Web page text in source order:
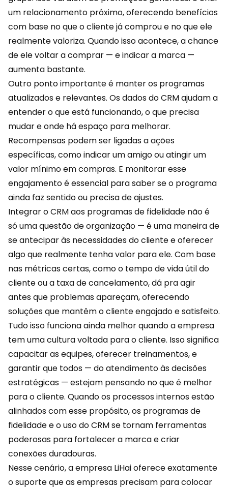
um relacionamento próximo, oferecendo benefícios
com base no que o cliente já comprou e no que ele
realmente valoriza. Quando isso acontece, a chance
de ele voltar a comprar — e indicar a marca —
aumenta bastante.
Outro ponto importante é manter os programas
atualizados e relevantes. Os dados do CRM ajudam a
entender o que está funcionando, o que precisa
mudar e onde há espaço para melhorar.
Recompensas podem ser ligadas a ações
específicas, como indicar um amigo ou atingir um
valor mínimo em compras. E monitorar esse
engajamento é essencial para saber se o programa
ainda faz sentido ou precisa de ajustes.
Integrar o CRM aos programas de fidelidade não é
só uma questão de organização — é uma maneira de
se antecipar às necessidades do cliente e oferecer
algo que realmente tenha valor para ele. Com base
nas métricas certas, como o tempo de vida útil do
cliente ou a taxa de cancelamento, dá pra agir
antes que problemas apareçam, oferecendo
soluções que mantêm o cliente engajado e satisfeito.
Tudo isso funciona ainda melhor quando a empresa
tem uma cultura voltada para o cliente. Isso significa
capacitar as equipes, oferecer treinamentos, e
garantir que todos — do atendimento às decisões
estratégicas — estejam pensando no que é melhor
para o cliente. Quando os processos internos estão
alinhados com esse propósito, os programas de
fidelidade e o uso do CRM se tornam ferramentas
poderosas para fortalecer a marca e criar
conexões duradouras.
Nesse cenário, a empresa LiHaioferece exatamente
o suporte que as empresas precisam para colocar